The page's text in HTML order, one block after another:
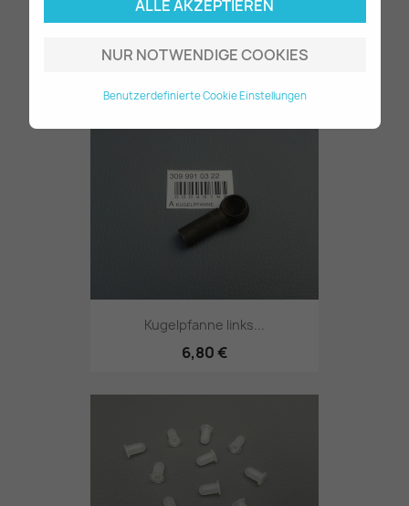
ALLE AKZEPTIEREN
NUR NOTWENDIGE COOKIES
Benutzerdefinierte Cookie Einstellungen
Nachsteller für Bremse...
Kugelpfanne links...
6,80 €